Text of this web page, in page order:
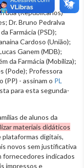
(Republicanos)
Dr. Bruno Pedralva
Farmácia (PSD);
Cardoso (União);
Ganem (MDB);
da Farmácia (Mobiliza);
(Pode); Professora
(PP) - assinam o PL
para esta segunda-
de alunos da
materiais didáticos
plataformas digitais,
novos sem justificativa
fornecedores indicados
impressos e